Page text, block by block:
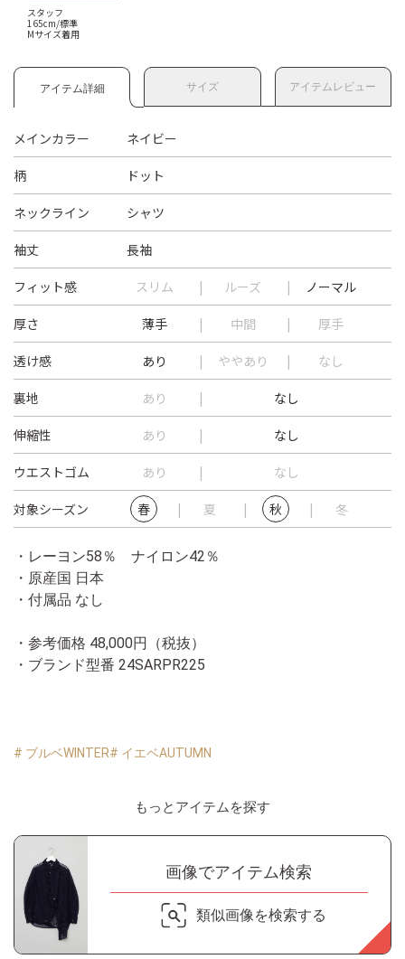
スタッフ
165cm/標準
Mサイズ着用
アイテム詳細 サイズ アイテムレビュー
メインカラー ネイビー
柄 ドット
ネックライン シャツ
袖丈 長袖
フィット感 スリム ルーズ ノーマル
厚さ 薄手 中間 厚手
透け感 あり ややあり なし
裏地 あり なし
伸縮性 あり なし
ウエストゴム あり なし
対象シーズン 春 夏 秋 冬
・レーヨン58％ ナイロン42％
・原産国 日本
・付属品 なし
・参考価格 48,000円（税抜）
・ブランド型番 24SARPR225
# ブルベWINTER# イエベAUTUMN
もっとアイテムを探す
画像でアイテム検索
類似画像を検索する